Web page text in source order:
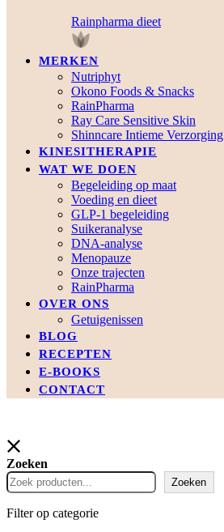
Rainpharma dieet
MERKEN
Nutriphyt
Okono Foods & Snacks
RainPharma
Ray Care Sensitive Skin
Shinncare Intieme Verzorging
KINESITHERAPIE
WAT WE DOEN
Begeleiding op maat
Voeding en dieet
GLP-1 begeleiding
Suikeranalyse
DNA-analyse
Menopauze
Onze trajecten
RainPharma
OVER ONS
Getuigenissen
BLOG
RECEPTEN
E-BOOKS
CONTACT
Zoeken
Zoeken
Filter op categorie